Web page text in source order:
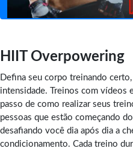
HIIT Overpowering
Defina seu corpo treinando
intensidade. Treinos com vídeos
passo de como realizar seus
pessoas que estão começando
desafiando você dia após dia a
condicionamento. Cada treino